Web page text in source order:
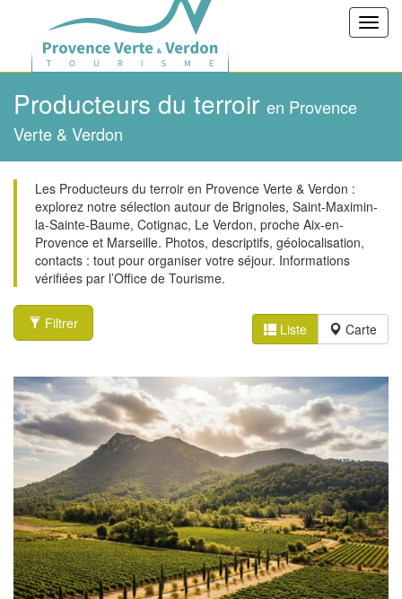
Producteurs du terroir en Provence
Verte & Verdon
Les Producteurs du terroir en Provence Verte & Verdon :
explorez notre sélection autour de Brignoles, Saint-Maximin-
la-Sainte-Baume, Cotignac, Le Verdon, proche Aix-en-
Provence et Marseille. Photos, descriptifs, géolocalisation,
contacts : tout pour organiser votre séjour. Informations
vérifiées par l’Office de Tourisme.
Filtrer Liste Carte